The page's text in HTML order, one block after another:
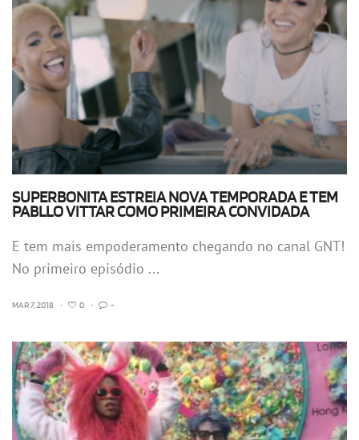
SUPERBONITA ESTREIA NOVA TEMPORADA E TEM
PABLLO VITTAR COMO PRIMEIRA CONVIDADA
E tem mais empoderamento chegando no canal GNT!
No primeiro episódio ...
MAR 7, 2018 • 0 • -